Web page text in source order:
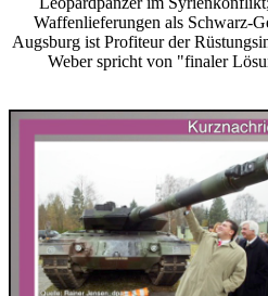
Waffenlieferungen als Schwarz-
Augsburg ist Profiteur der
Weber spricht von "finaler